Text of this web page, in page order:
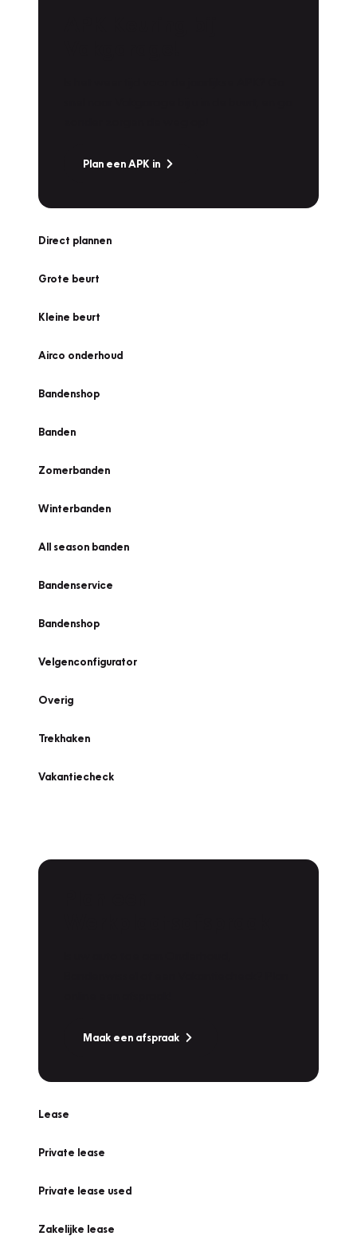
Plan een APK in
Direct plannen
Grote beurt
Kleine beurt
Airco onderhoud
Bandenshop
Banden
Zomerbanden
Winterbanden
All season banden
Bandenservice
Bandenshop
Velgenconfigurator
Overig
Trekhaken
Vakantiecheck
Maak een afspraak
Lease
Private lease
Private lease used
Zakelijke lease